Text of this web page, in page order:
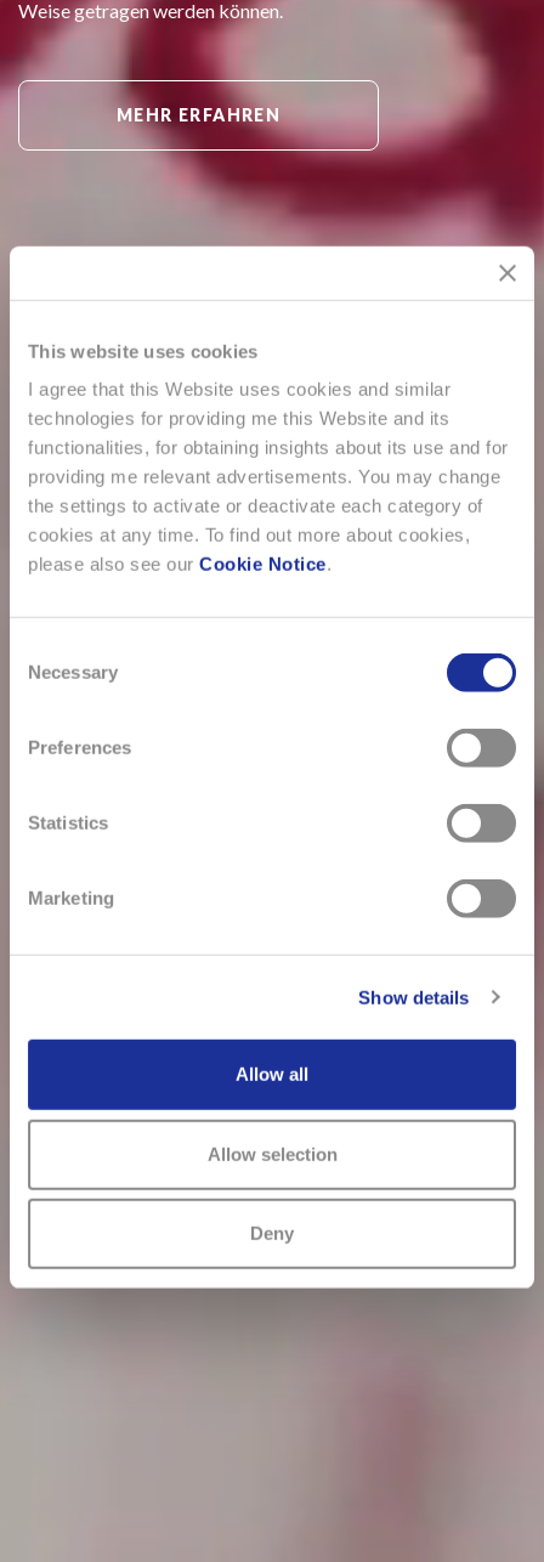
This website uses cookies
I agree that this Website uses cookies and similar
technologies for providing me this Website and its
functionalities, for obtaining insights about its use and for
providing me relevant advertisements. You may change
the settings to activate or deactivate each category of
cookies at any time. To find out more about cookies,
please also see our Cookie Notice.
Selection
Necessary
Preferences
Statistics
Marketing
Show details
Allow all
Allow selection
Deny
Weise getragen werden können.
MEHR ERFAHREN